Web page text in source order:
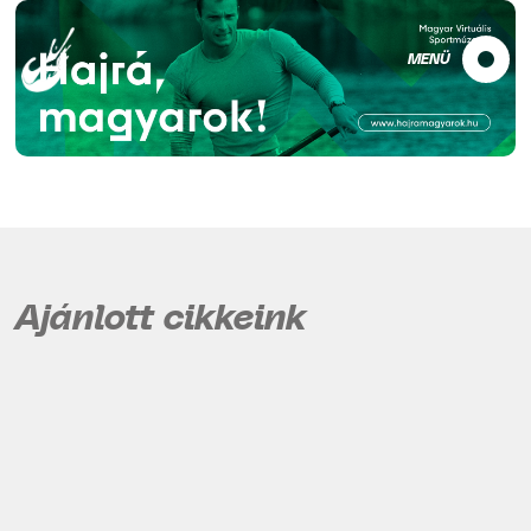
MENÜ
Ajánlott cikkeink